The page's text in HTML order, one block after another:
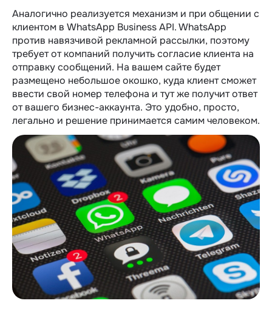
Аналогично реализуется механизм и при общении с
клиентом в WhatsApp Business API. WhatsApp
против навязчивой рекламной рассылки, поэтому
требует от компаний получить согласие клиента на
отправку сообщений. На вашем сайте будет
размещено небольшое окошко, куда клиент сможет
ввести свой номер телефона и тут же получит ответ
от вашего бизнес-аккаунта. Это удобно, просто,
легально и решение принимается самим человеком.